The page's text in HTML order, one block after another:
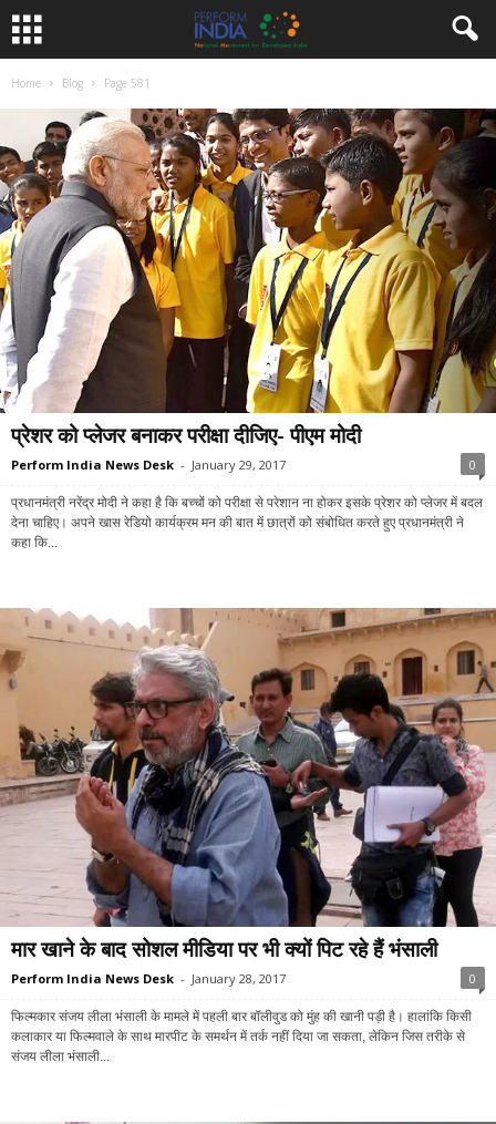
Home Blog Page 581
प्रेशर को प्लेजर बनाकर परीक्षा दीजिए- पीएम मोदी
Perform India News Desk - January 29, 2017 0
प्रधानमंत्री नरेंद्र मोदी ने कहा है कि बच्चों को परीक्षा से परेशान ना होकर इसके प्रेशर को प्लेजर में बदल
देना चाहिए। अपने खास रेडियो कार्यक्रम मन की बात में छात्रों को संबोधित करते हुए प्रधानमंत्री ने
कहा कि...
मार खाने के बाद सोशल मीडिया पर भी क्यों पिट रहे हैं भंसाली
Perform India News Desk - January 28, 2017 0
फिल्मकार संजय लीला भंसाली के मामले में पहली बार बॉलीवुड को मुंह की खानी पड़ी है। हालांकि किसी
कलाकार या फिल्मवाले के साथ मारपीट के समर्थन में तर्क नहीं दिया जा सकता, लेकिन जिस तरीके से
संजय लीला भंसाली...